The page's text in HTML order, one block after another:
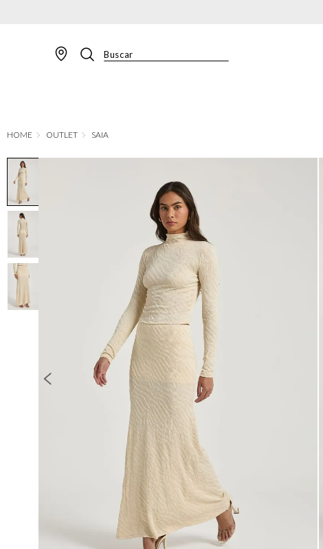
Buscar
CALÇA JEANS
COLETE
OUTLET SAIA